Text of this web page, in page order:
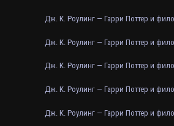
Дж. К. Роулинг — Гарри Поттер и
Дж. К. Роулинг — Гарри Поттер и
Дж. К. Роулинг — Гарри Поттер и
Дж. К. Роулинг — Гарри Поттер и
Дж. К. Роулинг — Гарри Поттер и